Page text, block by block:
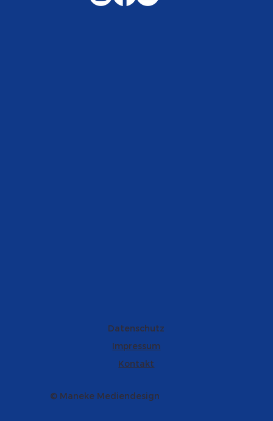
Gemeinsam auf außergewöhnliche
Datenschutz
Impressum
Kontakt
© Maneke Mediendesign